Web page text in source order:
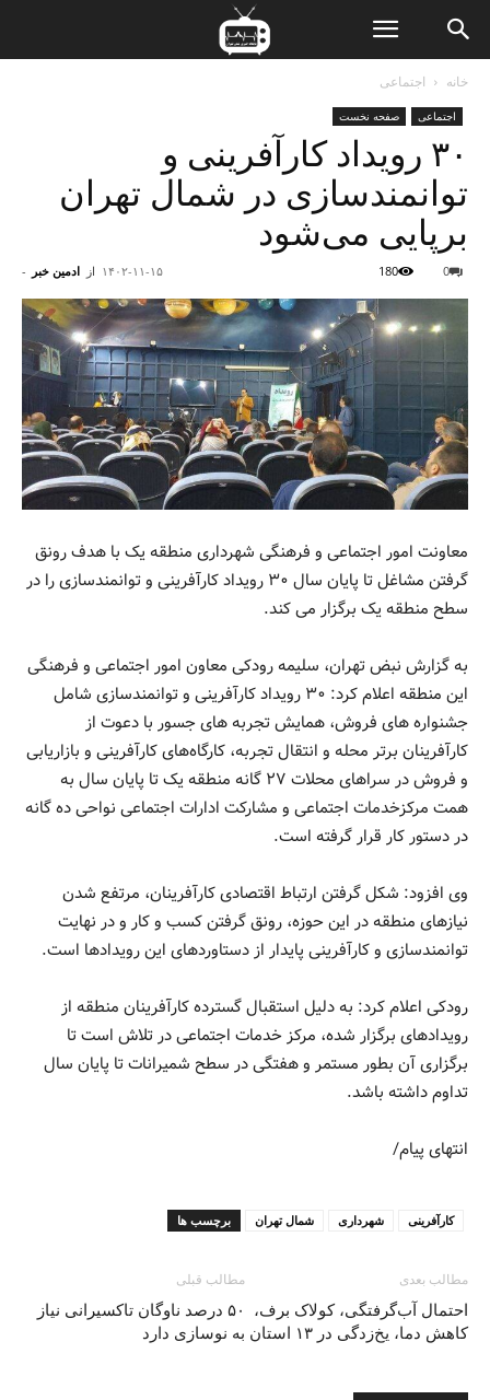
خانه اجتماعی
اجتماعی صفحه نخست
۳۰ رویداد کارآفرینی و
توانمندسازی در شمال تهران
برپایی می‌شود
از ادمین خبر - ۱۴۰۲-۱۱-۱۵ 0
180
معاونت امور اجتماعی و فرهنگی شهرداری منطقه یک با هدف رونق
گرفتن مشاغل تا پایان سال ۳۰ رویداد کارآفرینی و توانمندسازی را در
سطح منطقه یک برگزار می کند.
به گزارش نبض تهران، سلیمه رودکی معاون امور اجتماعی و فرهنگی
این منطقه اعلام کرد: ۳۰ رویداد کارآفرینی و توانمندسازی شامل
جشنواره های فروش، همایش تجربه های جسور با دعوت از
کارآفرینان برتر محله و انتقال تجربه، کارگاه‌های کارآفرینی و بازاریابی
و فروش در سراهای محلات ۲۷ گانه منطقه یک تا پایان سال به
همت مرکزخدمات اجتماعی و مشارکت ادارات اجتماعی نواحی ده گانه
در دستور کار قرار گرفته است.
وی افزود: شکل گرفتن ارتباط اقتصادی کارآفرینان، مرتفع شدن
نیازهای منطقه در این حوزه، رونق گرفتن کسب و کار و در نهایت
توانمندسازی و کارآفرینی پایدار از دستاوردهای این رویدادها است.
رودکی اعلام کرد: به دلیل استقبال گسترده کارآفرینان منطقه از
رویدادهای برگزار شده، مرکز خدمات اجتماعی در تلاش است تا
برگزاری آن بطور مستمر و هفتگی در سطح شمیرانات تا پایان سال
تداوم داشته باشد.
انتهای پیام/
برچسب ها شمال تهران شهرداری کارآفرینی
مطالب قبلی
۵۰ درصد ناوگان تاکسیرانی نیاز
به نوسازی دارد
مطالب بعدی
احتمال آب‌گرفتگی، کولاک برف،
کاهش دما،‌ یخ‌زدگی در ۱۳ استان